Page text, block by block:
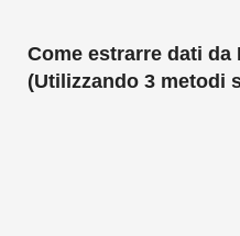
Come estrarre dati da
(Utilizzando 3 metodi